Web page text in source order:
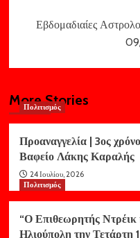
Εβδομαδιαίες
More Stories
Πολιτισμός
Προαναγγελία | 3ος
Βαφείο Λάκης Καραλής
24 Ιουλίου, 2026
Πολιτισμός
“Ο Επιθεωρητής
Ηλιούπολη την Τετάρτη